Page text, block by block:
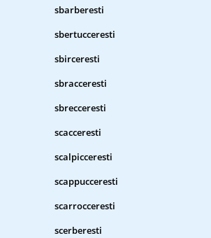
sbarberesti
sbertucceresti
sbirceresti
sbracceresti
sbrecceresti
scacceresti
scalpicceresti
scappucceresti
scarrocceresti
scerberesti